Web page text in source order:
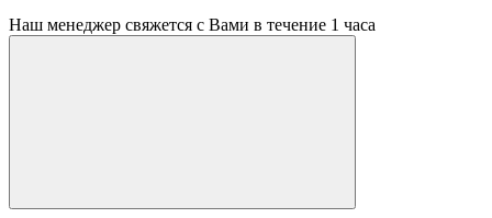
Наш менеджер свяжется с Вами в течение 1 часа